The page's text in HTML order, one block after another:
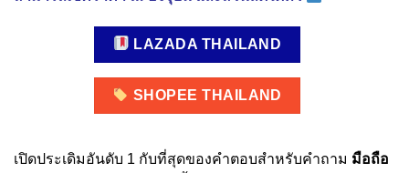
LAZADA THAILAND
SHOPEE THAILAND
เปิดประเดิมอันดับ 1 กับที่สุดของคำตอบสำหรับคำถาม มือถือ